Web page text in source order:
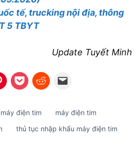
tế, trucking nội địa, thông
5 TBYT
Update Tuyết Minh
điện tim
máy điện tim
thủ tục nhập khẩu máy điện tim